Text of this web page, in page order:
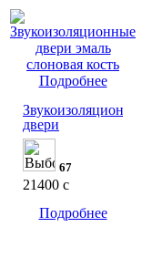
Подробнее
Звукоизоляционные
двери
67
21400 c
Подробнее